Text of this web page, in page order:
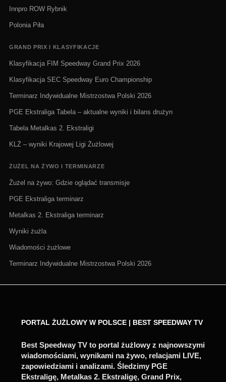
Innpro ROW Rybnik
Polonia Piła
GRAND PRIX I KLASYFIKACJE
Klasyfikacja FIM Speedway Grand Prix 2026
Klasyfikacja SEC Speedway Euro Championship
Terminarz Indywidualne Mistrzostwa Polski 2026
PGE Ekstraliga Tabela – aktualne wyniki i bilans drużyn
Tabela Metalkas 2. Ekstraligi
KLŻ – wyniki Krajowej Ligi Żużlowej
ŻUŻEL NA ŻYWO I TERMINARZE
Żużel na żywo: Gdzie oglądać transmisje
PGE Ekstraliga terminarz
Metalkas 2. Ekstraliga terminarz
Wyniki żużla
Wiadomości żużlowe
Terminarz Indywidualne Mistrzostwa Polski 2026
PORTAL ŻUŻLOWY W POLSCE | BEST SPEEDWAY TV
Best Speedway TV to portal żużlowy z najnowszymi
wiadomościami, wynikami na żywo, relacjami LIVE,
zapowiedziami i analizami. Śledzimy PGE
Ekstraligę, Metalkas 2. Ekstraligę, Grand Prix,